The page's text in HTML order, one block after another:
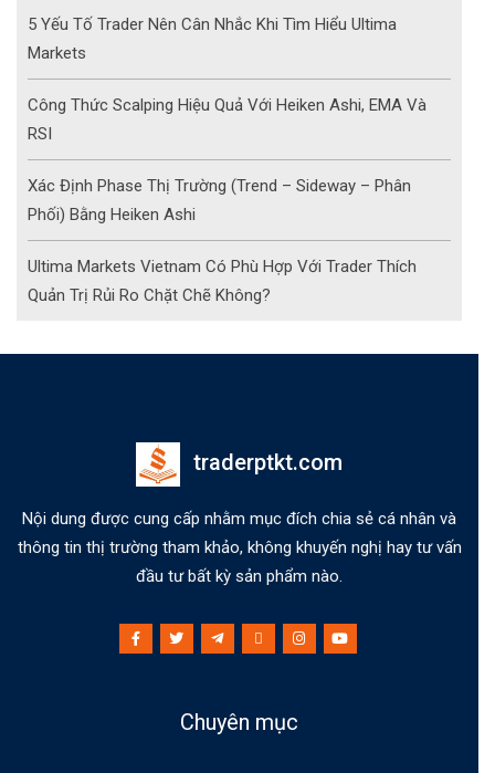
5 Yếu Tố Trader Nên Cân Nhắc Khi Tìm Hiểu Ultima
Markets
Công Thức Scalping Hiệu Quả Với Heiken Ashi, EMA Và
RSI
Xác Định Phase Thị Trường (Trend – Sideway – Phân
Phối) Bằng Heiken Ashi
Ultima Markets Vietnam Có Phù Hợp Với Trader Thích
Quản Trị Rủi Ro Chặt Chẽ Không?
traderptkt.com
Nội dung được cung cấp nhằm mục đích chia sẻ cá nhân và
thông tin thị trường tham khảo, không khuyến nghị hay tư vấn
đầu tư bất kỳ sản phẩm nào.
Chuyên mục